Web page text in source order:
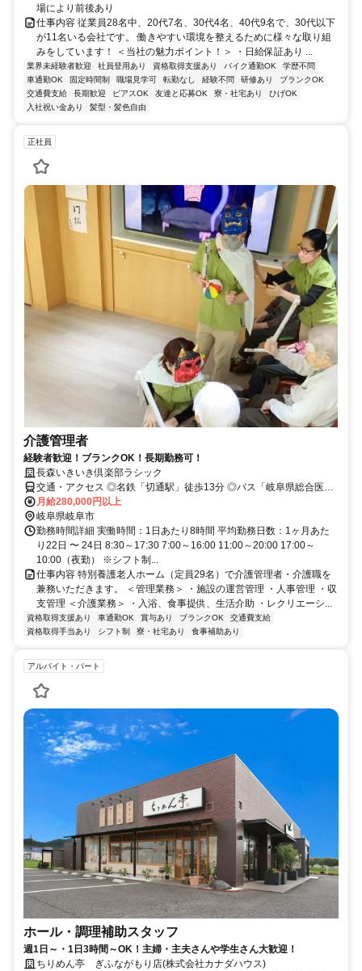
場により前後あり
仕事内容 従業員28名中、20代7名、30代4名、40代9名で、30代以下
が11名いる会社です。 働きやすい環境を整えるために様々な取り組
みをしています！ ＜当社の魅力ポイント！＞ ・日給保証あり ...
業界未経験者歓迎 社員登用あり 資格取得支援あり バイク通勤OK
学歴不問
車通勤OK
固定時間制 職場見学可 転勤なし 経験不問 研修あり
ブランクOK
交通費支給
長期歓迎 ピアスOK 友達と応募OK 寮・社宅あり
ひげOK
入社祝い金あり
髪型・髪色自由
正社員
介護管理者
経験者歓迎！ブランクOK！長期勤務可！
長森いきいき倶楽部ラシック
交通・アクセス ◎名鉄「切通駅」徒歩13分 ◎バス「岐阜県総合医療
センター」停徒歩10分 ◎車通勤ＯＫ
月給280,000円以上
岐阜県岐阜市
勤務時間詳細 実働時間：1日あたり8時間 平均勤務日数：1ヶ月あた
り22日 〜 24日 8:30～17:30 7:00～16:00 11:00～20:00 17:00～
10:00（夜勤） ※シフト制...
仕事内容 特別養護老人ホーム（定員29名）で介護管理者・介護職を
兼務いただきます。 ＜管理業務＞ ・施設の運営管理 ・人事管理 ・収
支管理 ＜介護業務＞ ・入浴、食事提供、生活介助 ・レクリエーシ...
資格取得支援あり 車通勤OK 賞与あり ブランクOK
交通費支給
資格取得手当あり
シフト制 寮・社宅あり 食事補助あり
アルバイト・パート
ホール・調理補助スタッフ
週1日～・1日3時間～OK！主婦・主夫さんや学生さん大歓迎！
ちりめん亭 ぎふながもり店(株式会社カナダハウス)